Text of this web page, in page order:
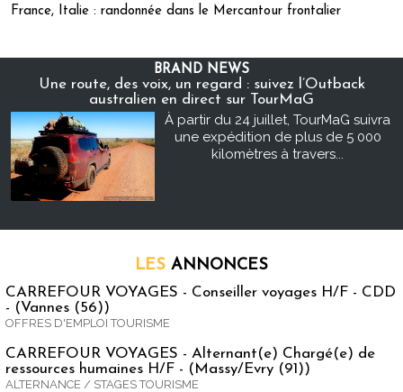
France, Italie : randonnée dans le Mercantour frontalier
BRAND NEWS
Une route, des voix, un regard : suivez l’Outback
australien en direct sur TourMaG
À partir du 24 juillet, TourMaG suivra
une expédition de plus de 5 000
kilomètres à travers...
LES ANNONCES
CARREFOUR VOYAGES - Conseiller voyages H/F - CDD
- (Vannes (56))
OFFRES D'EMPLOI TOURISME
CARREFOUR VOYAGES - Alternant(e) Chargé(e) de
ressources humaines H/F - (Massy/Evry (91))
ALTERNANCE / STAGES TOURISME